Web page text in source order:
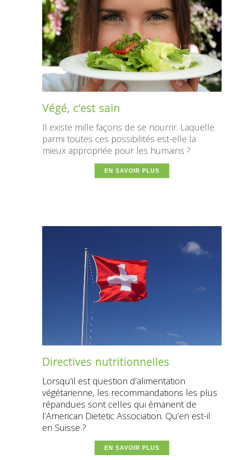
Végé, c’est sain
Il existe mille façons de se nourrir. Laquelle
parmi toutes ces possibilités est-elle la
mieux appropriée pour les humains ?
EN SAVOIR PLUS
Directives nutritionnelles
Lorsqu’il est question d’alimentation
végétarienne, les recommandations les plus
répandues sont celles qui émanent de
l’American Dietetic Association. Qu’en est-il
en Suisse ?
EN SAVOIR PLUS